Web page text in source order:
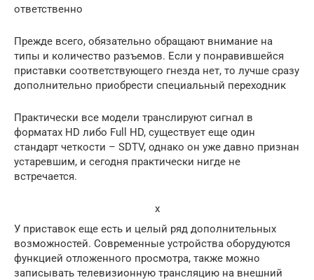
ответственно
Прежде всего, обязательно обращают внимание на
типы и количество разъемов. Если у понравившейся
приставки соответствующего гнезда нет, то лучше сразу
дополнительно приобрести специальный переходник
Практически все модели транслируют сигнал в
форматах HD либо Full HD, существует еще один
стандарт четкости – SDTV, однако он уже давно признан
устаревшим, и сегодня практически нигде не
встречается.
x
У приставок еще есть и целый ряд дополнительных
возможностей. Современные устройства оборудуются
функцией отложенного просмотра, также можно
записывать телевизионную трансляцию на внешний